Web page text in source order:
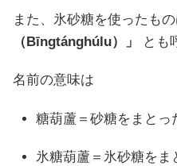
また、氷砂糖を使ったも
（Bīngtánghúlu）」
とも
名前の意味は
糖葫蘆＝砂糖をまとっ
氷糖葫蘆＝氷砂糖をま